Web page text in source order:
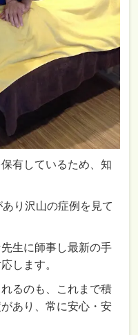
有しているため、知
り沢山の症例を見て
生に師事し最新の手
します。
るのも、これまで積
あり、常に安心・安